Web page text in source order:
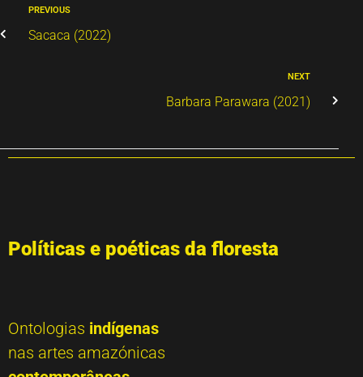
PREVIOUS
Sacaca (2022)
NEXT
Barbara Parawara (2021)
Políticas e poéticas da floresta
Ontologias indígenas
nas artes amazónicas